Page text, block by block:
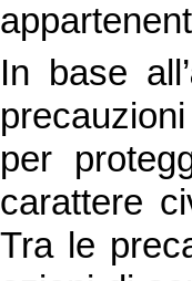
In base all’
per
carattere
Tra le